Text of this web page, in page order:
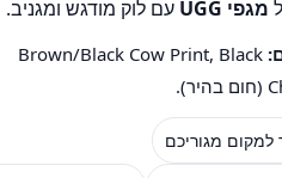
מגפי UGG עם לוק מודגש ומגניב.
Brown/Black Cow Print, Black
מגוריכם